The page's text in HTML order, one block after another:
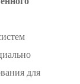
для